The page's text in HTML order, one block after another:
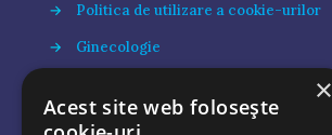
→
Politica de utilizare a cookie-urilor
→
Ginecologie
→
Blog
×
Acest site web folosește